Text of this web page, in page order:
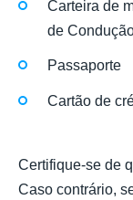
Carteira de
de
Passaporte
Cartão de
Certifique-se de
Caso contrário,